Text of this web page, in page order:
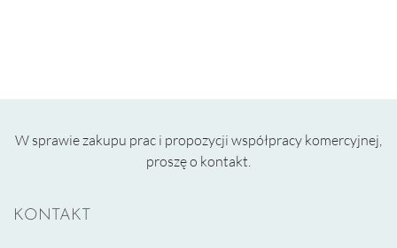
W sprawie zakupu prac i propozycji współpracy komercyjnej,
proszę o kontakt.
KONTAKT